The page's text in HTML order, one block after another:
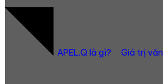
APEL.Q là gì? Giá trị